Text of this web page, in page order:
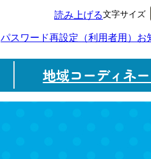
読み上げる文字サイズ
パスワード再設定（利用者用） お
地域コーディネ